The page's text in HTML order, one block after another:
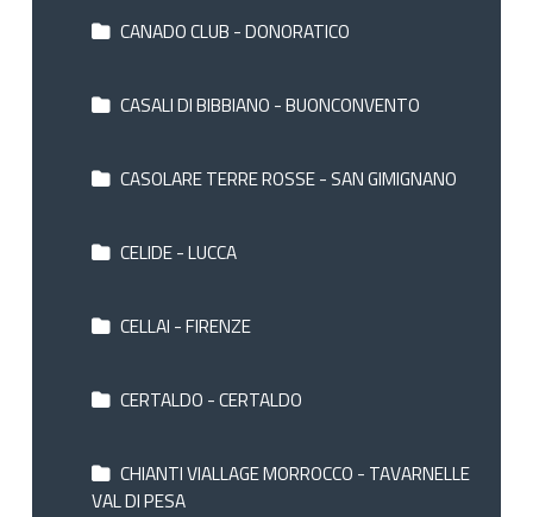
CANADO CLUB - DONORATICO
CASALI DI BIBBIANO - BUONCONVENTO
CASOLARE TERRE ROSSE - SAN GIMIGNANO
CELIDE - LUCCA
CELLAI - FIRENZE
CERTALDO - CERTALDO
CHIANTI VIALLAGE MORROCCO - TAVARNELLE
VAL DI PESA